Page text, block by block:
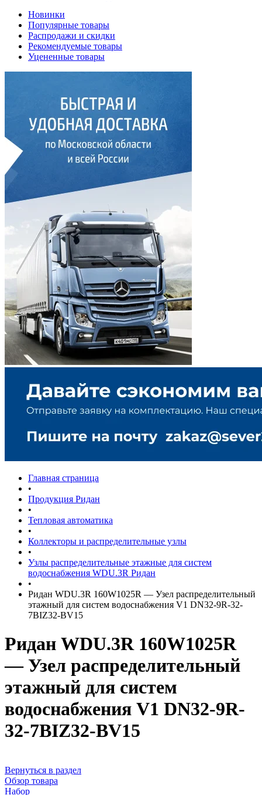
Новинки
Популярные товары
Распродажи и скидки
Рекомендуемые товары
Уцененные товары
Главная страница
•
Продукция Ридан
•
Тепловая автоматика
•
Коллекторы и распределительные узлы
•
Узлы распределительные этажные для систем
водоснабжения WDU.3R Ридан
•
Ридан WDU.3R 160W1025R — Узел распределительный
этажный для систем водоснабжения V1 DN32-9R-32-
7BIZ32-BV15
Ридан WDU.3R 160W1025R
— Узел распределительный
этажный для систем
водоснабжения V1 DN32-9R-
32-7BIZ32-BV15
Вернуться в раздел
Обзор товара
Набор